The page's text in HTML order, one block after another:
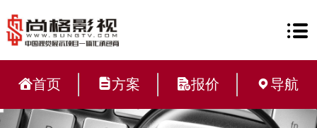
首页 方案 报价 导航